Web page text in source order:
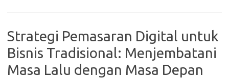
Strategi Pemasaran Digital untuk
Bisnis Tradisional: Menjembatani
Masa Lalu dengan Masa Depan